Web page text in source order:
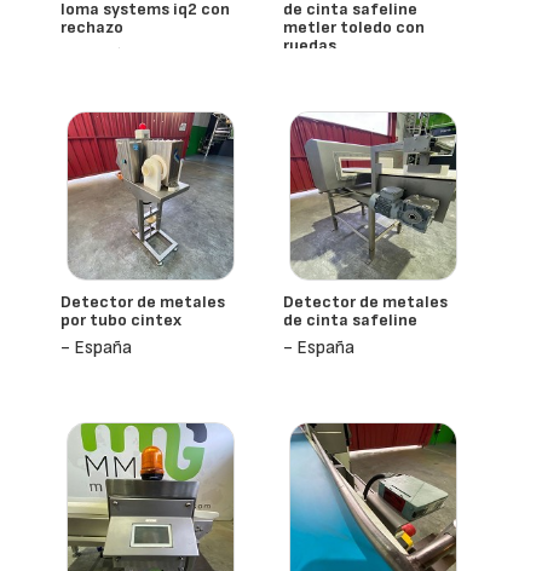
loma systems iq2 con
rechazo
- España
de cinta safeline
metler toledo con
ruedas
Detector de metales
por tubo cintex
- España
Detector de metales
de cinta safeline
- España